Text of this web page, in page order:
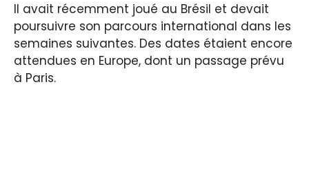
Il avait récemment joué au Brésil et devait
poursuivre son parcours international dans les
semaines suivantes. Des dates étaient encore
attendues en Europe, dont un passage prévu
à Paris.